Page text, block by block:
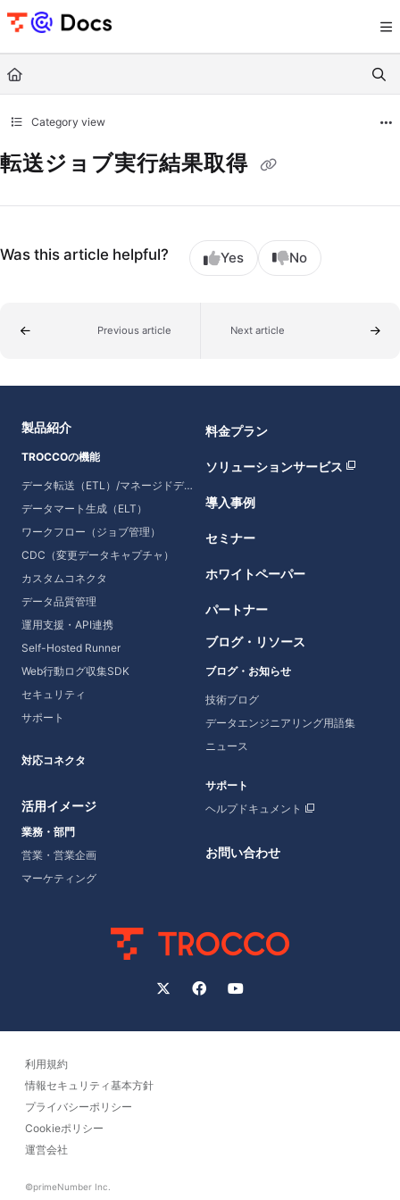
Documentation Index
Use this file to discover all available pages before exploring further.
Category view
転送ジョブ実行結果取得
Was this article helpful? Yes No
Previous article Next article
製品紹介
TROCCOの機能
データ転送（ETL）/マネージドデータ転送
データマート生成（ELT）
ワークフロー（ジョブ管理）
CDC（変更データキャプチャ）
カスタムコネクタ
データ品質管理
運用支援・API連携
Self-Hosted Runner
Web行動ログ収集SDK
セキュリティ
サポート
対応コネクタ
活用イメージ
業務・部門
営業・営業企画
マーケティング
料金プラン
ソリューションサービス
導入事例
セミナー
ホワイトペーパー
パートナー
ブログ・リソース
ブログ・お知らせ
技術ブログ
データエンジニアリング用語集
ニュース
サポート
ヘルプドキュメント
お問い合わせ
利用規約
情報セキュリティ基本方針
プライバシーポリシー
Cookieポリシー
運営会社
©primeNumber Inc.